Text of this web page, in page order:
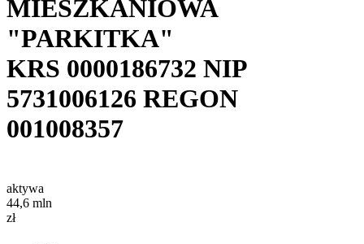
MIESZKANIOWA
"PARKITKA"
KRS 0000186732 NIP
5731006126 REGON
001008357
aktywa
44,6 mln
zł